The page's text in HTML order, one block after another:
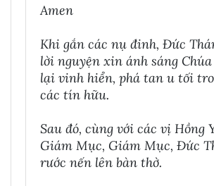
Amen
Khi gắn các nụ đinh, Đức
lời nguyện xin ánh sáng
lại vinh hiển, phá tan u tối
các tín hữu.
Sau đó, cùng với các vị Hồng
Giám Mục, Giám Mục, Đức
rước nến lên bàn thờ.